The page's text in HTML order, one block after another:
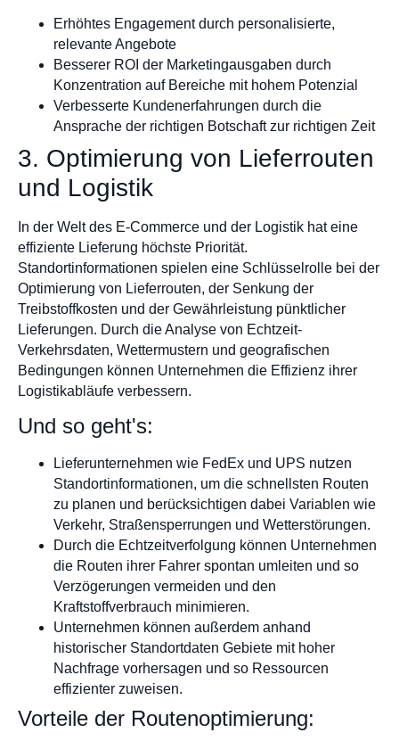
Erhöhtes Engagement durch personalisierte,
relevante Angebote
Besserer ROI der Marketingausgaben durch
Konzentration auf Bereiche mit hohem Potenzial
Verbesserte Kundenerfahrungen durch die
Ansprache der richtigen Botschaft zur richtigen Zeit
3. Optimierung von Lieferrouten
und Logistik
In der Welt des E-Commerce und der Logistik hat eine
effiziente Lieferung höchste Priorität.
Standortinformationen spielen eine Schlüsselrolle bei der
Optimierung von Lieferrouten, der Senkung der
Treibstoffkosten und der Gewährleistung pünktlicher
Lieferungen. Durch die Analyse von Echtzeit-
Verkehrsdaten, Wettermustern und geografischen
Bedingungen können Unternehmen die Effizienz ihrer
Logistikabläufe verbessern.
Und so geht's:
Lieferunternehmen wie FedEx und UPS nutzen
Standortinformationen, um die schnellsten Routen
zu planen und berücksichtigen dabei Variablen wie
Verkehr, Straßensperrungen und Wetterstörungen.
Durch die Echtzeitverfolgung können Unternehmen
die Routen ihrer Fahrer spontan umleiten und so
Verzögerungen vermeiden und den
Kraftstoffverbrauch minimieren.
Unternehmen können außerdem anhand
historischer Standortdaten Gebiete mit hoher
Nachfrage vorhersagen und so Ressourcen
effizienter zuweisen.
Vorteile der Routenoptimierung: